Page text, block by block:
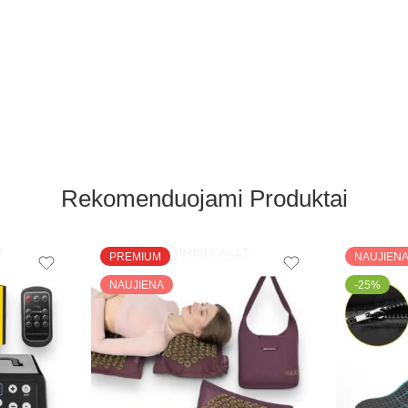
Rekomenduojami Produktai
PREMIUM
NAUJIENA
NAUJIENA
-25%